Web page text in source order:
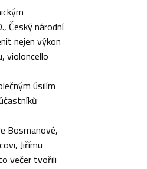
Český národní
nejen výkon
violoncello
úsilím
Bosmanové,
Jiřímu
večer tvořili